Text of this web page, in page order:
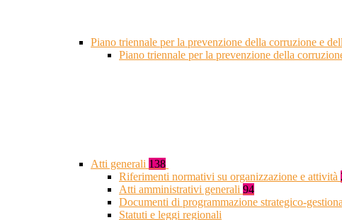
Piano triennale per la prevenzione della corruzione e
Piano triennale per la prevenzione della
Atti generali 138
Riferimenti normativi su organizzazione e attività
Atti amministrativi generali 94
Documenti di programmazione strategico-
Statuti e leggi regionali